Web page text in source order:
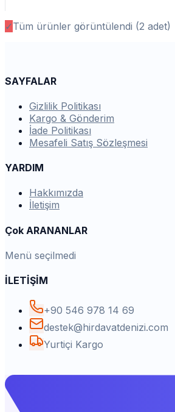
✓Tüm ürünler görüntülendi (2 adet)
SAYFALAR
Gizlilik Politikası
Kargo & Gönderim
İade Politikası
Mesafeli Satış Sözleşmesi
YARDIM
Hakkımızda
İletişim
Çok ARANANLAR
Menü seçilmedi
İLETİŞİM
+90 546 978 14 69
destek@hirdavatdenizi.com
Yurtiçi Kargo